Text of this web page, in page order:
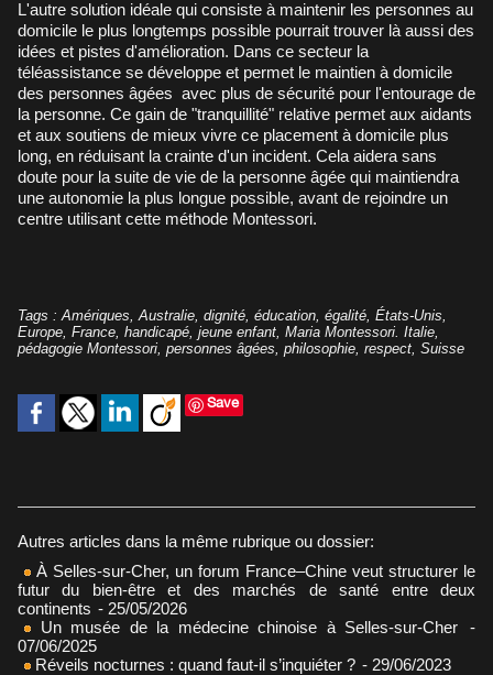
L'autre solution idéale qui consiste à maintenir les personnes au
domicile le plus longtemps possible pourrait trouver là aussi des
idées et pistes d'amélioration. Dans ce secteur la
téléassistance se développe et permet le maintien à domicile
des personnes âgées avec plus de sécurité pour l'entourage de
la personne. Ce gain de "tranquillité" relative permet aux aidants
et aux soutiens de mieux vivre ce placement à domicile plus
long, en réduisant la crainte d'un incident. Cela aidera sans
doute pour la suite de vie de la personne âgée qui maintiendra
une autonomie la plus longue possible, avant de rejoindre un
centre utilisant cette méthode Montessori.
Tags :Amériques,Australie, dignité, éducation, égalité, États-Unis,
Europe, France, handicapé, jeune enfant, Maria Montessori. Italie,
pédagogie Montessori, personnes âgées, philosophie, respect, Suisse
Save
Autres articles dans la même rubrique ou dossier:
À Selles-sur-Cher, un forum France–Chine veut structurer le
futur du bien-être et des marchés de santé entre deux
continents - 25/05/2026
Un musée de la médecine chinoise à Selles-sur-Cher
-
07/06/2025
Réveils nocturnes : quand faut-il s’inquiéter ? - 29/06/2023